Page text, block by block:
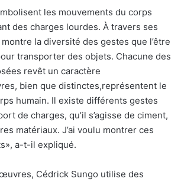
les mouvements du corps
des charges lourdes. À travers ses
la diversité des gestes que l’être
transporter des objets. Chacune des
revêt un caractère
bien que distinctes,représentent le
humain. Il existe différents gestes
de charges, qu’il s’agisse de ciment,
matériaux. J’ai voulu montrer ces
a-t-il expliqué.
Cédrick Sungo utilise des